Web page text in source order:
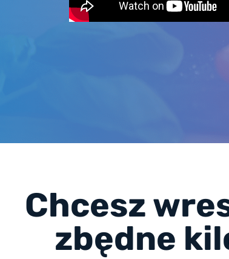
Chcesz
zbędne